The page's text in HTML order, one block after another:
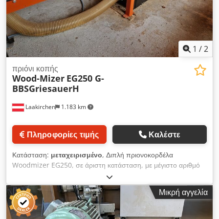
1 /2
Laakirchen 1.183 km
πριόνι κοπής
Wood-Mizer EG250 G-
BBSGriesauerH
Πληροφορίες τιμής Καλέστε
Κατάσταση: μεταχειρισμένο, Διπλή πριονοκορδέλα
Woodmizer EG250, σε άριστη κατάσταση, με μέγιστο αριθμό
ωρών λειτουργίας 80, ισχύ 15 kW, πριονόδισκα, με
ρυθμιζόμενη ταχύτητα προώθησης. Dkedpfxezqqn De Ambor
Μικρή αγγελία